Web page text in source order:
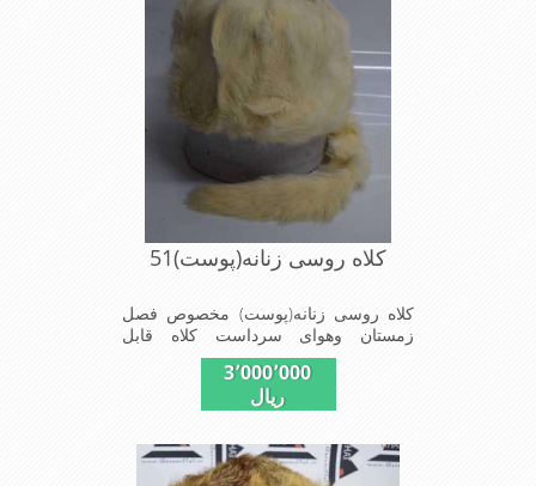
کلاه روسی زنانه(پوست)51
کلاه روسی زنانه(پوست) مخصوص فصل
زمستان وهوای سرداست کلاه قابل
استفاده درسایزهای 58-59می باشد(فری
سایز)وجنس این کلاه ازپوست طبیی(خَز)
تهیه شده است وآستری آن ازجنس ساتن
باشدبه همین دلیل به راحتی درسوزهای
سرد زمستانی تمامی سروپشت گردن رو
3٬000٬000
ریال